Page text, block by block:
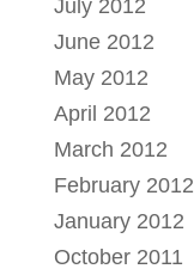
July 2012
June 2012
May 2012
April 2012
March 2012
February 2012
January 2012
October 2011